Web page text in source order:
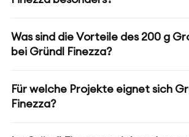
Was sind die Vorteile des 200 g
bei Gründl Finezza?
Für welche Projekte eignet sich
Finezza?